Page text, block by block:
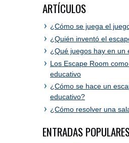
ARTÍCULOS
¿Cómo se juega el
¿Quién inventó el
¿Qué juegos hay en un
Los Escape Room
educativo
¿Cómo se hace un
educativo?
¿Cómo resolver una
ENTRADAS